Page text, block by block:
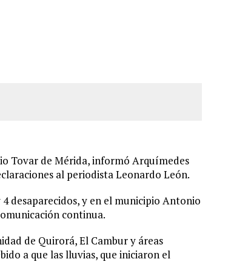
VALLE-COCHE
Tovar de Mérida, informó Arquímedes
al periodista Leonardo León.
desaparecidos, y en el municipio Antonio
continua.
de Quirorá, El Cambur y áreas
a que las lluvias, que iniciaron el